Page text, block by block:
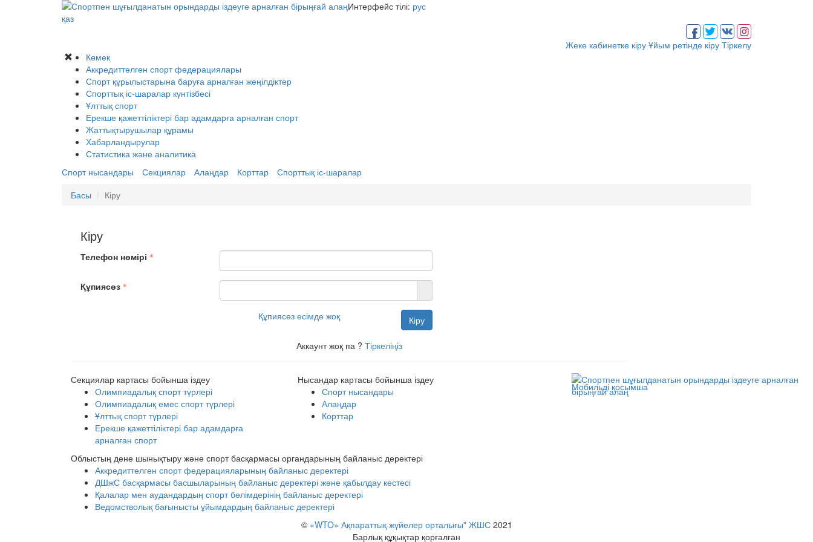
Интерфейс тілі: рус
қаз
Жеке кабинетке кіру Ұйым ретінде кіру Тіркелу
Көмек
Аккредиттелген спорт федерациялары
Спорт құрылыстарына баруға арналған жеңілдіктер
Спорттық іс-шаралар күнтізбесі
Ұлттық спорт
Ерекше қажеттіліктері бар адамдарға арналған спорт
Жаттықтырушылар құрамы
Хабарландырулар
Статистика және аналитика
Спорт нысандары
Секциялар Алаңдар Корттар
Спорттық іс-шаралар
Басы
Кіру
Кіру
Телефон нөмірі
Құпиясөз
Құпиясөз есімде жоқ Кіру
Аккаунт жоқ па ? Тіркеліңіз
Секциялар картасы бойынша іздеу
Олимпиадалық спорт түрлері
Олимпиадалық емес спорт түрлері
Ұлттық спорт түрлері
Ерекше қажеттіліктері бар адамдарға
арналған спорт
Нысандар картасы бойынша іздеу
Спорт нысандары
Алаңдар
Корттар
Облыстың дене шынықтыру және спорт басқармасы органдарының байланыс деректері
Аккредиттелген спорт федерацияларының байланыс деректері
ДШжС басқармасы басшыларының байланыс деректері және қабылдау кестесі
Қалалар мен аудандардың спорт бөлімдерінің байланыс деректері
Ведомстволық бағынысты ұйымдардың байланыс деректері
Мобильді қосымша
© «WTO» Ақпараттық жүйелер орталығы" ЖШС2021
Барлық құқықтар қорғалған